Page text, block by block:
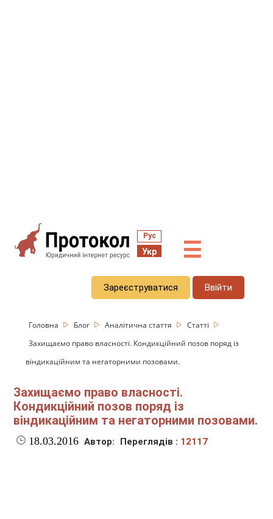
Рус
Укр ☰
Зареєструватися Ввійти
Головна Блог Аналітична стаття
Статті
Захищаємо право власності. Кондикційний позов поряд із
віндикаційним та негаторними позовами.
Захищаємо право власності.
Кондикційний позов поряд із
віндикаційним та негаторними позовами.
18.03.2016 Автор: Переглядів : 12117